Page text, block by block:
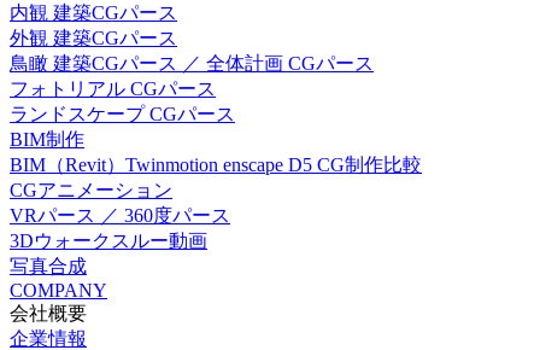
内観 建築CGパース
外観 建築CGパース
鳥瞰 建築CGパース ／ 全体計画 CGパース
フォトリアル CGパース
ランドスケープ CGパース
BIM制作
BIM（Revit）Twinmotion enscape D5 CG制作比較
CGアニメーション
VRパース ／ 360度パース
3Dウォークスルー動画
写真合成
COMPANY
会社概要
企業情報